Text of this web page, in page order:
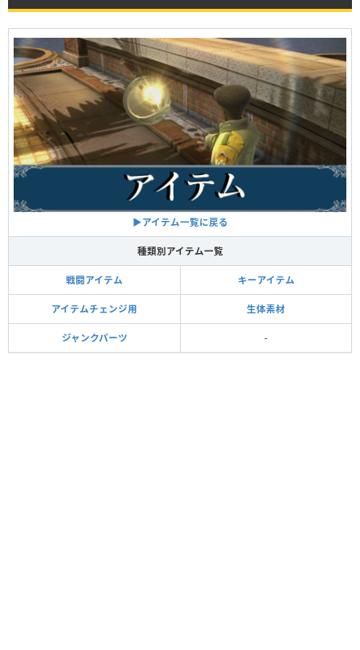
▶︎アイテム一覧に戻る
種類別アイテム一覧
戦闘アイテム キーアイテム
アイテムチェンジ用 生体素材
ジャンクパーツ -